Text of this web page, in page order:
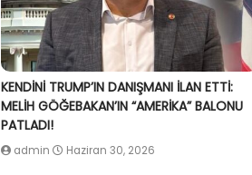
KENDİNİ TRUMP’IN DANIŞMANI İLAN ETTİ:
MELİH GÖĞEBAKAN’IN “AMERİKA” BALONU
PATLADI!
admin Haziran 30, 2026